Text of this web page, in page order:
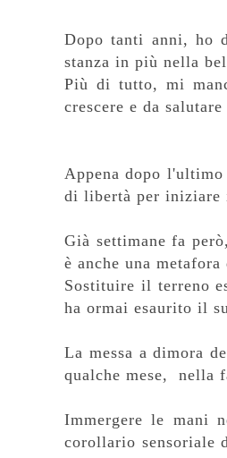
Dopo tanti anni, ho
stanza in più nella
Più di tutto, mi
crescere e da
Appena dopo
di libertà per
Già settimane fa
è anche una
Sostituire il terreno
ha ormai esaurito il
La messa a dimora
qualche mese, nella
Immergere le mani
corollario sensoriale